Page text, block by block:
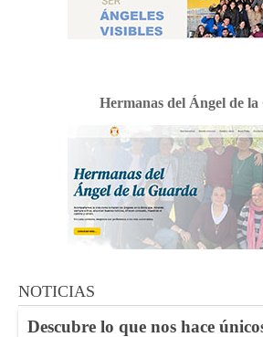
Hermanas del Ángel de la
NOTICIAS
Descubre lo que nos hace